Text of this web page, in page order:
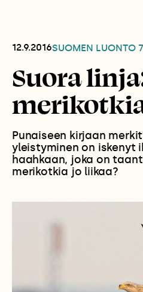
12.9.2016SUOMEN LUONTO
Suora
Punaiseen kirjaan
yleistyminen on iskenyt
haahkaan, joka on
merikotkia jo liikaa?